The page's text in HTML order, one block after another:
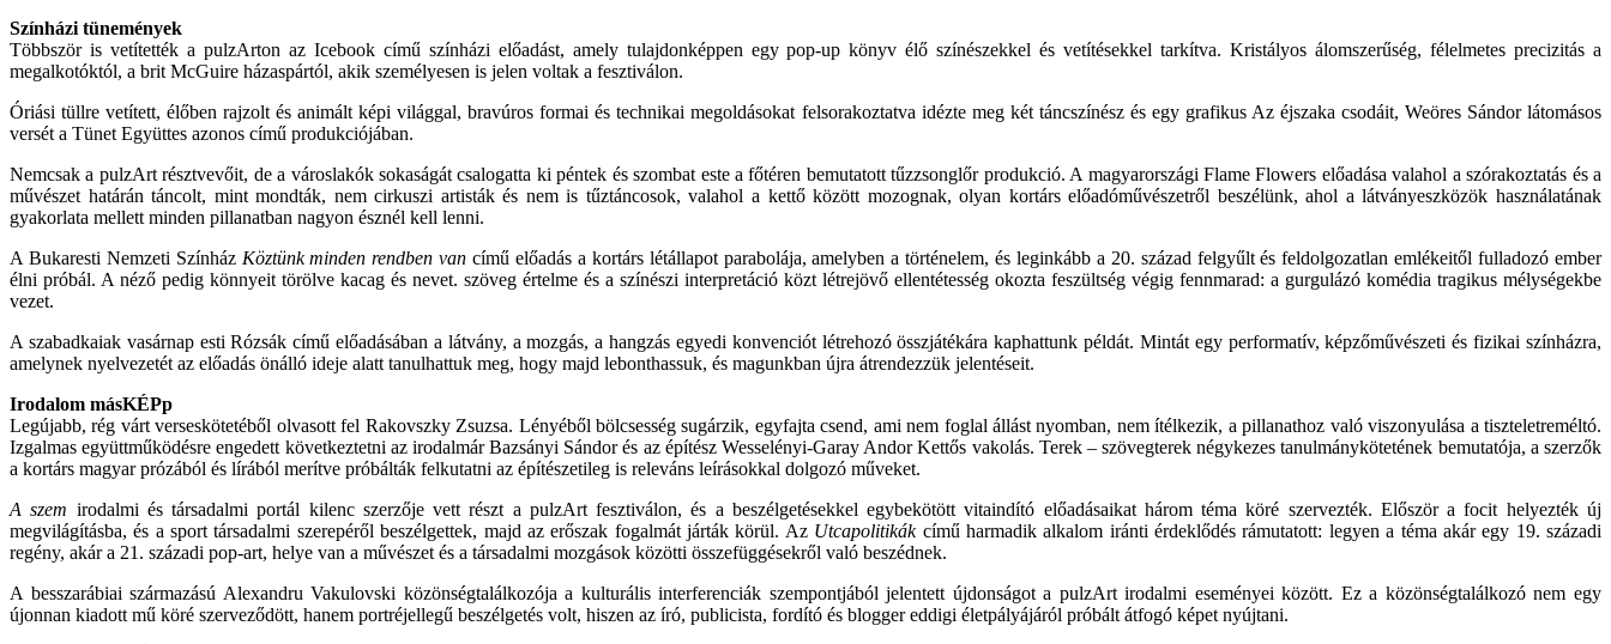
Színházi tünemények
Többször is vetítették a pulzArton az Icebook című színházi előadást, amely tulajdonképpen egy pop-up könyv élő színészekkel és vetítésekkel tarkítva. Kristályos álomszerűség, félelmetes precizitás a
megalkotóktól, a brit McGuire házaspártól, akik személyesen is jelen voltak a fesztiválon.
Óriási tüllre vetített, élőben rajzolt és animált képi világgal, bravúros formai és technikai megoldásokat felsorakoztatva idézte meg két táncszínész és egy grafikus Az éjszaka csodáit, Weöres Sándor látomásos
versét a Tünet Együttes azonos című produkciójában.
Nemcsak a pulzArt résztvevőit, de a városlakók sokaságát csalogatta ki péntek és szombat este a főtéren bemutatott tűzzsonglőr produkció. A magyarországi Flame Flowers előadása valahol a szórakoztatás és a
művészet határán táncolt, mint mondták, nem cirkuszi artisták és nem is tűztáncosok, valahol a kettő között mozognak, olyan kortárs előadóművészetről beszélünk, ahol a látványeszközök használatának
gyakorlata mellett minden pillanatban nagyon észnél kell lenni.
A Bukaresti Nemzeti Színház Köztünk minden rendben van című előadás a kortárs létállapot parabolája, amelyben a történelem, és leginkább a 20. század felgyűlt és feldolgozatlan emlékeitől fulladozó ember
élni próbál. A néző pedig könnyeit törölve kacag és nevet. szöveg értelme és a színészi interpretáció közt létrejövő ellentétesség okozta feszültség végig fennmarad: a gurgulázó komédia tragikus mélységekbe
vezet.
A szabadkaiak vasárnap esti Rózsák című előadásában a látvány, a mozgás, a hangzás egyedi konvenciót létrehozó összjátékára kaphattunk példát. Mintát egy performatív, képzőművészeti és fizikai színházra,
amelynek nyelvezetét az előadás önálló ideje alatt tanulhattuk meg, hogy majd lebonthassuk, és magunkban újra átrendezzük jelentéseit.
Irodalom másKÉPp
Legújabb, rég várt verseskötetéből olvasott fel Rakovszky Zsuzsa. Lényéből bölcsesség sugárzik, egyfajta csend, ami nem foglal állást nyomban, nem ítélkezik, a pillanathoz való viszonyulása a tiszteletreméltó.
Izgalmas együttműködésre engedett következtetni az irodalmár Bazsányi Sándor és az építész Wesselényi-Garay Andor Kettős vakolás. Terek – szövegterek négykezes tanulmánykötetének bemutatója, a szerzők
a kortárs magyar prózából és lírából merítve próbálták felkutatni az építészetileg is releváns leírásokkal dolgozó műveket.
A szem irodalmi és társadalmi portál kilenc szerzője vett részt a pulzArt fesztiválon, és a beszélgetésekkel egybekötött vitaindító előadásaikat három téma köré szervezték. Először a focit helyezték új
megvilágításba, és a sport társadalmi szerepéről beszélgettek, majd az erőszak fogalmát járták körül. Az Utcapolitikákcímű harmadik alkalom iránti érdeklődés rámutatott: legyen a téma akár egy 19. századi
regény, akár a 21. századi pop-art, helye van a művészet és a társadalmi mozgások közötti összefüggésekről való beszédnek.
A besszarábiai származású Alexandru Vakulovski közönségtalálkozója a kulturális interferenciák szempontjából jelentett újdonságot a pulzArt irodalmi eseményei között. Ez a közönségtalálkozó nem egy
újonnan kiadott mű köré szerveződött, hanem portréjellegű beszélgetés volt, hiszen az író, publicista, fordító és blogger eddigi életpályájáról próbált átfogó képet nyújtani.